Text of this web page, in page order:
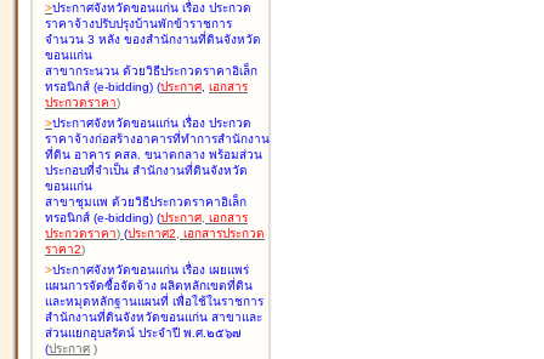
>ประกาศจังหวัดขอนแก่น เรื่อง ประกวด
ราคาจ้างปรับปรุงบ้านพักข้าราชการ
จำนวน 3 หลัง ของสำนักงานที่ดินจังหวัด
ขอนแก่น
สาขากระนวน ด้วยวิธีประกวดราคาอิเล็ก
ทรอนิกส์ (e-bidding) (ประกาศ, เอกสาร
ประกวดราคา)
>ประกาศจังหวัดขอนแก่น เรื่อง ประกวด
ราคาจ้างก่อสร้างอาคารที่ทำการสำนักงาน
ที่ดิน อาคาร คสล. ขนาดกลาง พร้อมส่วน
ประกอบที่จำเป็น สำนักงานที่ดินจังหวัด
ขอนแก่น
สาขาชุมแพ ด้วยวิธีประกวดราคาอิเล็ก
ทรอนิกส์ (e-bidding) (ประกาศ, เอกสาร
ประกวดราคา) (ประกาศ2, เอกสารประกวด
ราคา2)
>ประกาศจังหวัดขอนแก่น เรื่อง เผยแพร่
แผนการจัดซื้อจัดจ้าง ผลิตหลักเขตที่ดิน
และหมุดหลักฐานแผนที่ เพื่อใช้ในราชการ
สำนักงานที่ดินจังหวัดขอนแก่น สาขาและ
ส่วนแยกอุบลรัตน์ ประจำปี พ.ศ.๒๕๖๗
(ประกาศ )